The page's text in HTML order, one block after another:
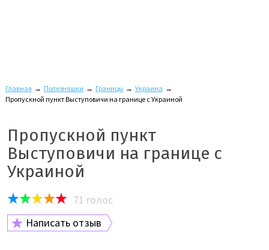
Главная → Полезняшки → Границы → Украина →
Пропускной пункт Выступовичи на границе с Украиной
Пропускной пункт
Выступовичи на границе с
Украиной
71 голос
Написать отзыв